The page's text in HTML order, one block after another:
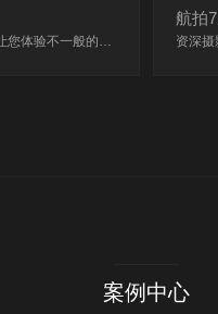
360度全方位观看视频，让您体验不一般的体验。
航拍
案例中心